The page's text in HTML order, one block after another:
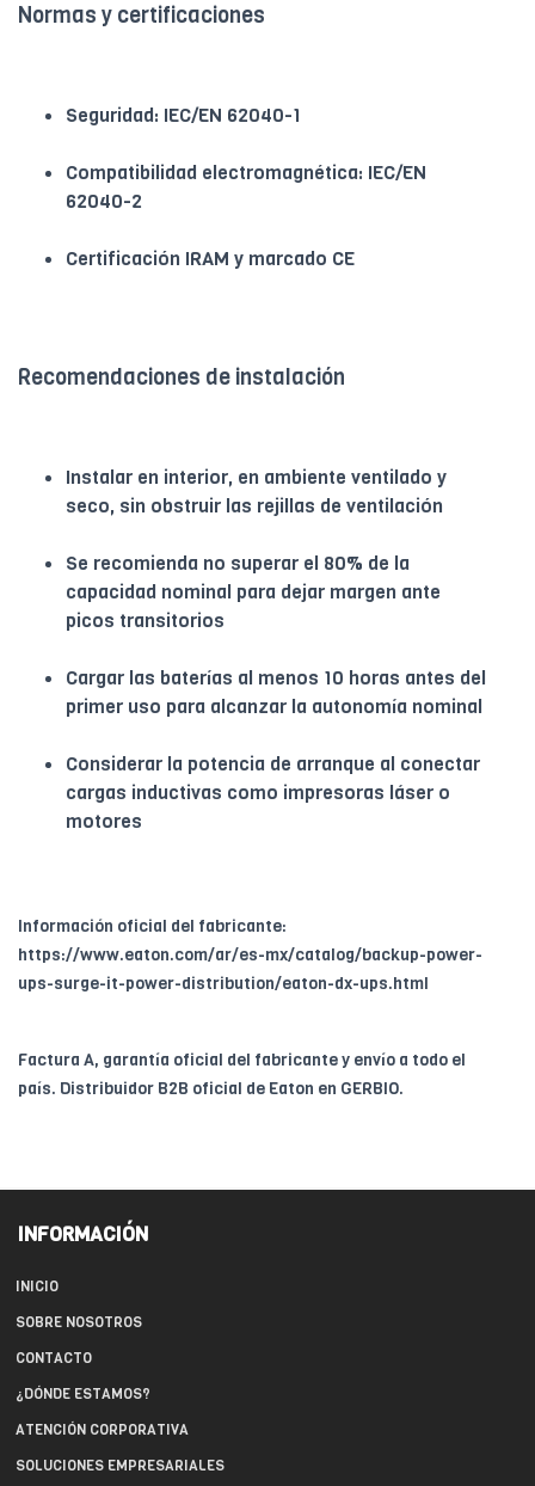
Normas y certificaciones
Seguridad: IEC/EN 62040-1
Compatibilidad electromagnética: IEC/EN
62040-2
Certificación IRAM y marcado CE
Recomendaciones de instalación
Instalar en interior, en ambiente ventilado y
seco, sin obstruir las rejillas de ventilación
Se recomienda no superar el 80% de la
capacidad nominal para dejar margen ante
picos transitorios
Cargar las baterías al menos 10 horas antes del
primer uso para alcanzar la autonomía nominal
Considerar la potencia de arranque al conectar
cargas inductivas como impresoras láser o
motores
Información oficial del fabricante:
https://www.eaton.com/ar/es-mx/catalog/backup-power-
ups-surge-it-power-distribution/eaton-dx-ups.html
Factura A, garantía oficial del fabricante y envío a todo el
país. Distribuidor B2B oficial de Eaton en GERBIO.
INFORMACIÓN
INICIO
SOBRE NOSOTROS
CONTACTO
¿DÓNDE ESTAMOS?
ATENCIÓN CORPORATIVA
SOLUCIONES EMPRESARIALES